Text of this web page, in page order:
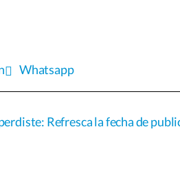
Whatsapp
Refresca la fecha de